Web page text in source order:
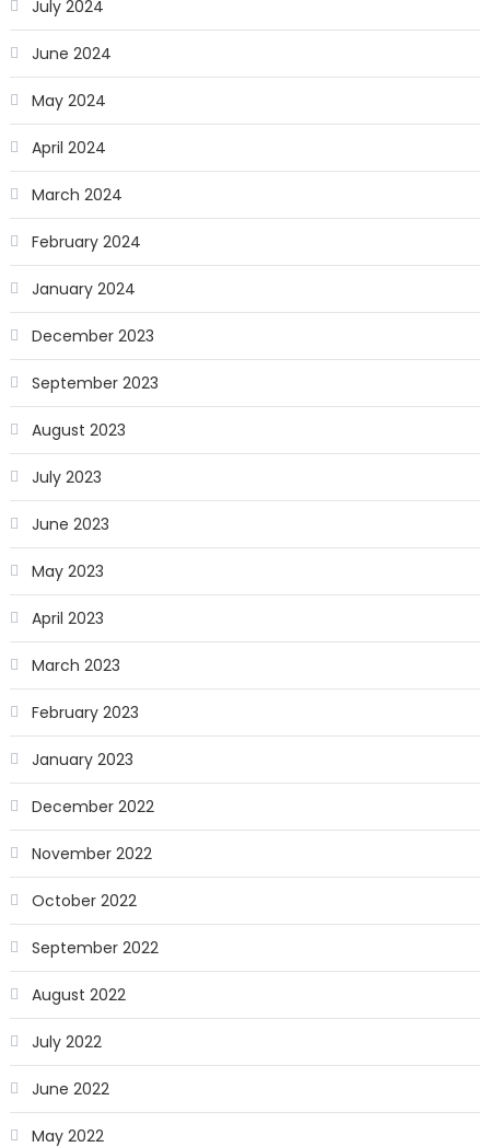
July 2024
June 2024
May 2024
April 2024
March 2024
February 2024
January 2024
December 2023
September 2023
August 2023
July 2023
June 2023
May 2023
April 2023
March 2023
February 2023
January 2023
December 2022
November 2022
October 2022
September 2022
August 2022
July 2022
June 2022
May 2022